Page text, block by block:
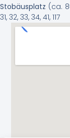
Stobäusplatz (ca.
31, 32, 33, 34, 41, 117